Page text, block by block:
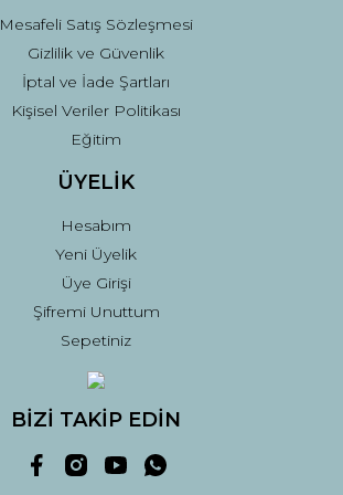
Mesafeli Satış Sözleşmesi
Gizlilik ve Güvenlik
İptal ve İade Şartları
Kişisel Veriler Politikası
Eğitim
ÜYELİK
Hesabım
Yeni Üyelik
Üye Girişi
Şifremi Unuttum
Sepetiniz
BİZİ TAKİP EDİN